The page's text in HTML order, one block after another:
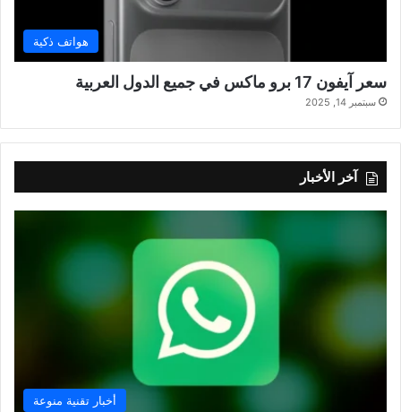
هواتف ذكية
سعر آيفون 17 برو ماكس في جميع الدول العربية
سبتمبر 14, 2025
آخر الأخبار
أخبار تقنية منوعة